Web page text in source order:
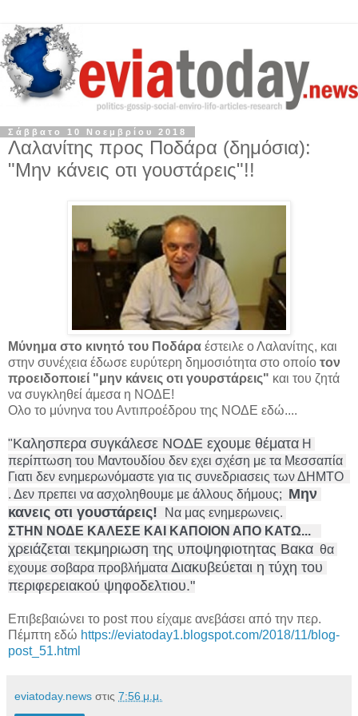
Σάββατο 10 Νοεμβρίου 2018
Λαλανίτης προς Ποδάρα (δημόσια):
"Μην κάνεις οτι γουστάρεις"!!
Μύνημα στο κινητό του Ποδάρα έστειλε ο Λαλανίτης, και
στην συνέχεια έδωσε ευρύτερη δημοσιότητα στο οποίο τον
προειδοποιεί "μην κάνεις οτι γουρστάρεις" και του ζητά
να συγκληθεί άμεσα η ΝΟΔΕ!
Ολο το μύνηνα του Αντιπροέδρου της ΝΟΔΕ εδώ....
"Καλησπερα συγκάλεσε ΝΟΔΕ εχουμε θέματα Η
περίπτωση του Μαντουδίου δεν εχει σχέση με τα Μεσσαπία
Γιατι δεν ενημερωνόμαστε για τις συνεδριασεις των ΔΗΜΤΟ
. Δεν πρεπει να ασχοληθουμε με άλλους δήμους; Μην
κανεις οτι γουστάρεις!
Να μας ενημερωνεις.
χρειάζεται τεκμηριωση της υποψηφιοτητας Βακα
  θα
εχουμε σοβαρα προβλήματα Διακυβεύεται η τύχη του
περιφερειακού ψηφοδελτιου."
Επιβεβαιώνει το post που είχαμε ανεβάσει από την περ.
Πέμπτη εδώ https://eviatoday1.blogspot.com/2018/11/blog-
post_51.html
eviatoday.news στις 7:56 μ.μ.